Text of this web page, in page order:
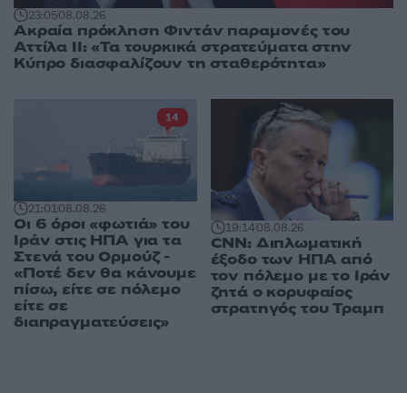
23:0508.08.26
Ακραία πρόκληση Φιντάν παραμονές του
Αττίλα ΙΙ: «Τα τουρκικά στρατεύματα στην
Κύπρο διασφαλίζουν τη σταθερότητα»
21:0108.08.26
Οι 6 όροι «φωτιά» του
Ιράν στις ΗΠΑ για τα
Στενά του Ορμούζ -
«Ποτέ δεν θα κάνουμε
πίσω, είτε σε πόλεμο
είτε σε
διαπραγματεύσεις»
14
19:1408.08.26
CNN: Διπλωματική
έξοδο των ΗΠΑ από
τον πόλεμο με το Ιράν
ζητά ο κορυφαίος
στρατηγός του Τραμπ